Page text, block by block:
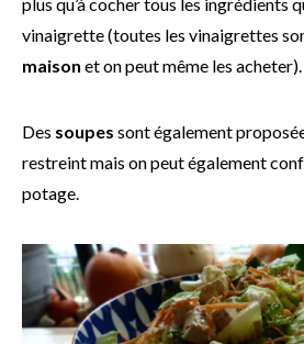
vinaigrette (toutes les vinaigrettes
maison et on peut même les acheter).
Des soupes sont également
restreint mais on peut également
potage.